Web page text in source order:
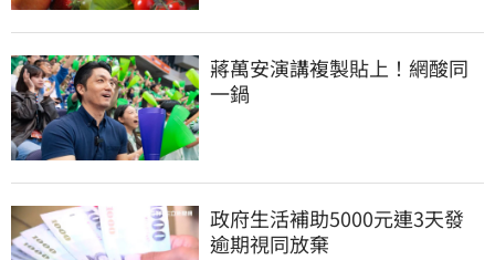
蔣萬安演講複製貼上！網酸同
一鍋
政府生活補助5000元連3天發
逾期視同放棄